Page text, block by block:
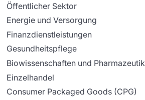
Öffentlicher Sektor
Energie und Versorgung
Finanzdienstleistungen
Gesundheitspflege
Biowissenschaften und Pharmazeutik
Einzelhandel
Consumer Packaged Goods (CPG)